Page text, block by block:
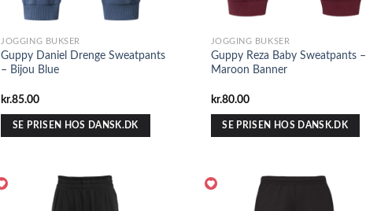
JOGGING BUKSER
Guppy Daniel Drenge Sweatpants
– Bijou Blue
kr.85.00
SE PRISEN HOS DANSK.DK
JOGGING BUKSER
Guppy Reza Baby Sweatpants –
Maroon Banner
kr.80.00
SE PRISEN HOS DANSK.DK